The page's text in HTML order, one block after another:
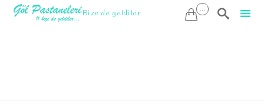
Bize de geldiler  ... 